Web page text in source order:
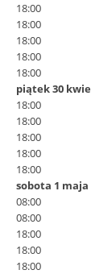
18:00
18:00
18:00
18:00
18:00
piątek 30
18:00
18:00
18:00
18:00
18:00
sobota 1 maja
08:00
08:00
18:00
18:00
18:00